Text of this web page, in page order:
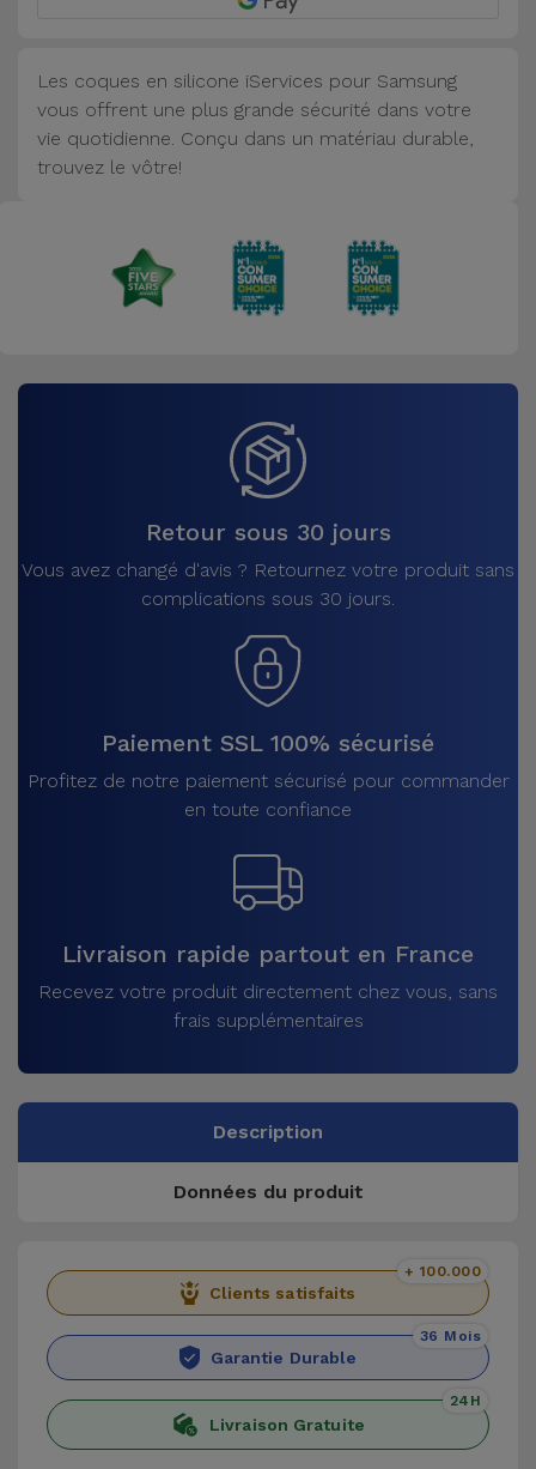
Mobilité,
Auto et
Vélo
Accessoires
Les coques en silicone iServices pour Samsung
vous offrent une plus grande sécurité dans votre
vie quotidienne. Conçu dans un matériau durable,
trouvez le vôtre!
Retour sous 30 jours
Vous avez changé d'avis ? Retournez votre produit sans
complications sous 30 jours.
Paiement SSL 100% sécurisé
Profitez de notre paiement sécurisé pour commander
en toute confiance
Livraison rapide partout en France
Recevez votre produit directement chez vous, sans
frais supplémentaires
Description
Données du produit
Clients satisfaits
+ 100.000
Garantie Durable
36 Mois
Livraison Gratuite
24H